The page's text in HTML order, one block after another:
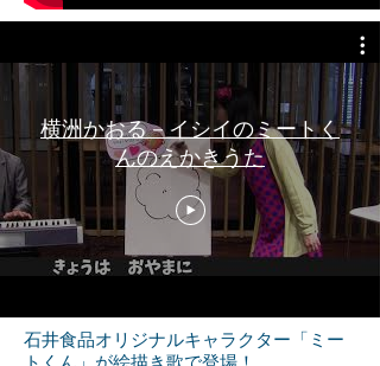
横洲かおる－イシイのミートく
んのえかきうた
石井食品オリジナルキャラクター「ミー
トくん」 ​が絵描き歌で登場！